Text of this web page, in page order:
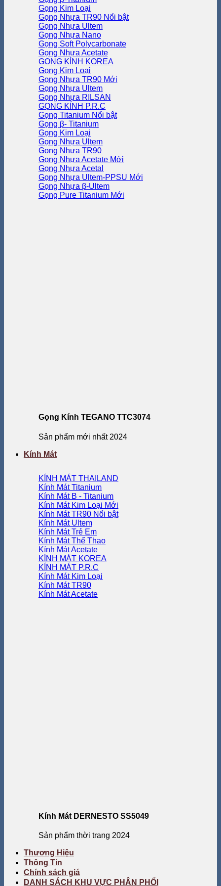
Gọng Kim Loại
Gọng Nhựa TR90
Gọng Nhựa Ultem
Gọng Nhựa Nano
Gọng Soft Polycarbonate
Gọng Nhựa Acetate
GỌNG KÍNH KOREA
Gọng Kim Loại
Gọng Nhựa TR90
Gọng Nhựa Ultem
Gọng Nhựa RILSAN
GỌNG KÍNH P.R.C
Gọng Titanium
Gọng β- Titanium
Gọng Kim Loại
Gọng Nhựa Ultem
Gọng Nhựa TR90
Gọng Nhựa Acetate
Gọng Nhựa Acetal
Gọng Nhựa Ultem-PPSU
Gọng Nhựa β-Ultem
Gọng Pure Titanium
Gọng Kính TEGANO TTC3074
Sản phẩm mới nhất 2024
Kính Mát
KÍNH MÁT THAILAND
Kính Mát Titanium
Kính Mát B - Titanium
Kính Mát Kim Loại
Kính Mát TR90
Kính Mát Ultem
Kính Mát Trẻ Em
Kính Mát Thể Thao
Kính Mát Acetate
KÍNH MÁT KOREA
KÍNH MÁT P.R.C
Kính Mát Kim Loại
Kính Mát TR90
Kính Mát Acetate
Kính Mát DERNESTO SS5049
Sản phẩm thời trang 2024
Thương Hiệu
Thông Tin
Chính sách giá
DANH SÁCH KHU VỰC PHÂN PHỐI